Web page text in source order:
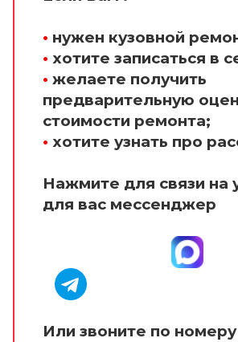
• нужен кузовной
• хотите записаться в
• желаете получить
предварительную
стоимости ремонта;
• хотите узнать про
Нажмите для связи на
для вас мессенджер
Или звоните по